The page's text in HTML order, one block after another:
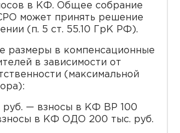
в КФ. Общее собрание
может принять решение
(п. 5 ст. 55.10 ГрК РФ).
размеры в компенсационные
в зависимости от
(максимальной
руб. — взносы в КФ ВР 100
в КФ ОДО 200 тыс. руб.